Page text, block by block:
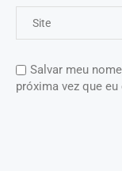
Salvar meu
próxima vez que eu